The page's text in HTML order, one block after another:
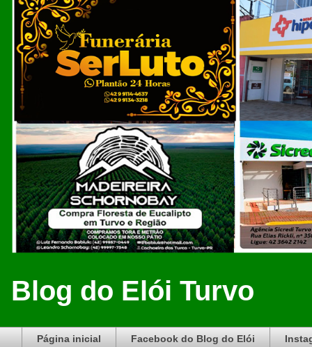
Blog do Elói Turvo
Página inicial Facebook do Blog do Elói